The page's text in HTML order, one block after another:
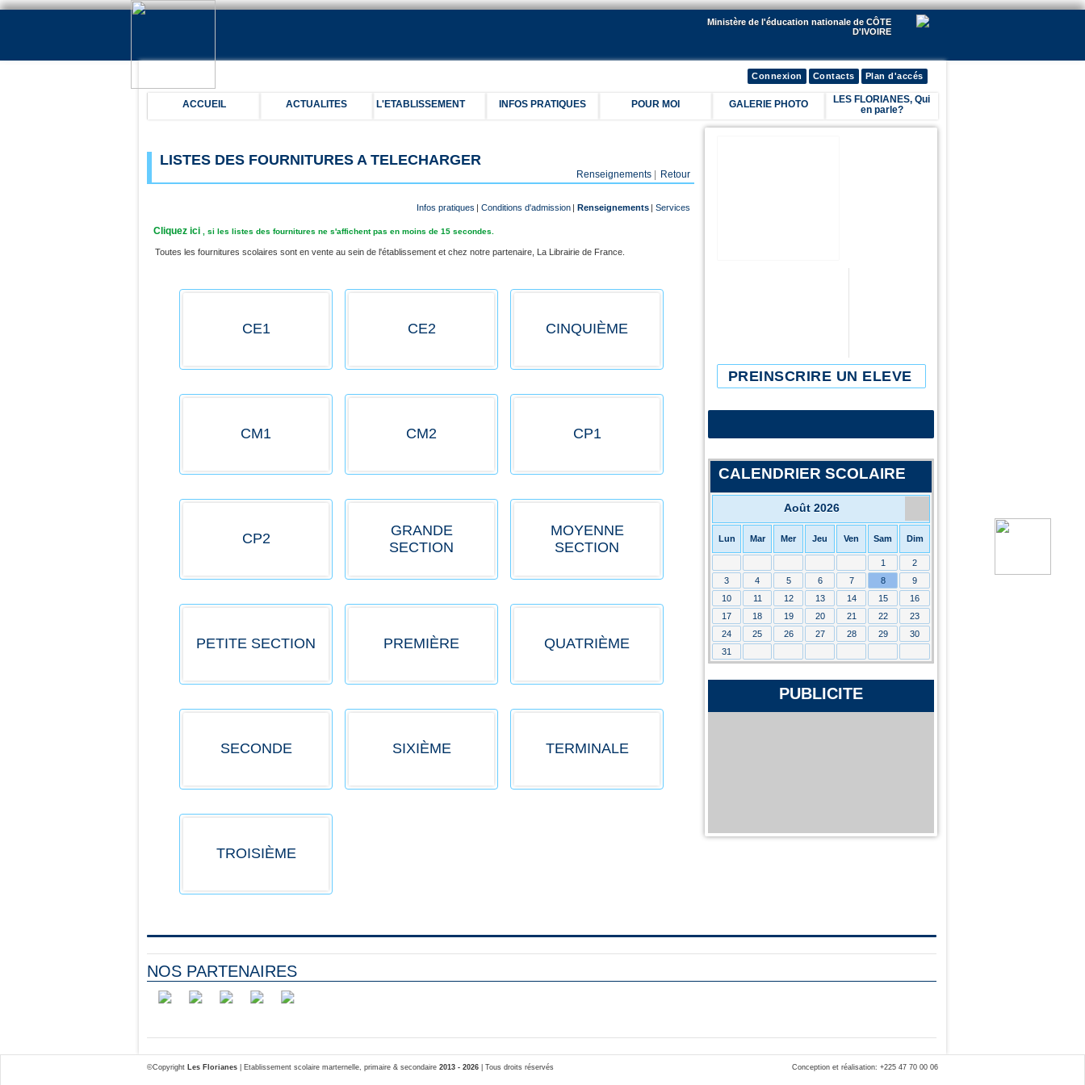
Ministère de l'éducation nationale de CÔTE
D'IVOIRE
Connexion Contacts Plan d'accés
ACCUEIL ACTUALITES L'ETABLISSEMENT INFOS PRATIQUES POUR MOI GALERIE PHOTO
LES FLORIANES, Qui
en parle?
LISTES DES FOURNITURES A TELECHARGER
Retour
Renseignements
| Services
| Renseignements
| Conditions d'admission
Infos pratiques
Cliquez ici , si les listes des fournitures ne s'affichent pas en moins de 15 secondes.
Toutes les fournitures scolaires sont en vente au sein de l'établissement et chez notre partenaire, La Librairie de France.
CE1 CE2 CINQUIÈME
CM1 CM2 CP1
CP2
GRANDE
SECTION
MOYENNE
SECTION
PETITE SECTION PREMIÈRE QUATRIÈME
SECONDE SIXIÈME TERMINALE
TROISIÈME
PREINSCRIRE UN ELEVE
CALENDRIER SCOLAIRE
Août 2026
Lun Mar Mer Jeu Ven Sam Dim
1
2
3
4 5 6 7 8
9
10
11 12 13 14 15
16
17
18 19 20 21 22
23
24
25 26 27 28 29
30
31
PUBLICITE
NOS PARTENAIRES
©Copyright Les Florianes | Etablissement scolaire marternelle, primaire & secondaire 2013 - 2026 | Tous droits réservés Conception et réalisation: +225 47 70 00 06